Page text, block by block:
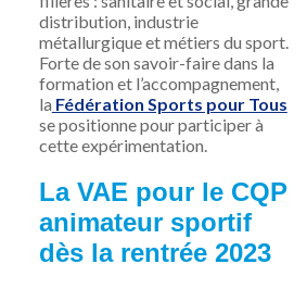
distribution, industrie
métallurgique et métiers du sport.
Forte de son savoir-faire dans la
formation et l’accompagnement,
la Fédération Sports pour Tous
se positionne pour participer à
cette expérimentation.
La VAE pour le CQP
animateur sportif
dès la rentrée 2023